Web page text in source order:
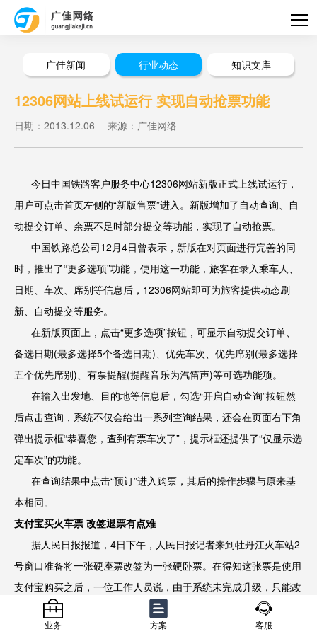
广佳新闻 行业动态 知识文库
12306网站上线试运行 实现自动抢票功能
日期：2013.12.06 来源：广佳网络
今日中国铁路客户服务中心12306网站新版正式上线试运行，
用户可点击首页左侧的“新版售票”进入。新版增加了自动查询、自
动提交订单、余票不足时部分提交等功能，实现了自动抢票。
中国铁路总公司12月4日曾表示，新版在对页面进行完善的同
时，推出了“更多选项”功能，使用这一功能，旅客在录入乘车人、
日期、车次、席别等信息后，12306网站即可为旅客提供动态刷
新、自动提交等服务。
在新版页面上，点击“更多选项”按钮，可显示自动提交订单、
备选日期(最多选择5个备选日期)、优先车次、优先席别(最多选择
五个优先席别)、有票提醒(提醒音乐为汽笛声)等可选功能项。
在输入出发地、目的地等信息后，勾选“开启自动查询”按钮然
后点击查询，系统不仅会给出一系列查询结果，还会在页面右下角
弹出提示框“恭喜您，查到有票车次了”，提示框还提供了“仅显示选
定车次”的功能。
在查询结果中点击“预订”进入购票，其后的操作步骤与原来基
本相同。
支付宝买火车票 改签退票有点难
据人民日报报道，4日下午，人民日报记者来到牡丹江火车站2
号窗口准备将一张硬座票改签为一张硬卧票。在得知这张票是使用
支付宝购买之后，一位工作人员说，由于系统未完成升级，只能改
签为同票价的火车票，而新票价高于或低于原票价的都无法改签。
“差价补不了，系统没升级呢。支付宝不是新开的么，同票价的
业务 方案 客服